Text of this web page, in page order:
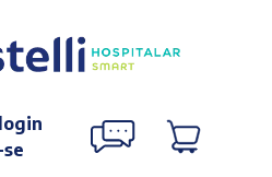
login